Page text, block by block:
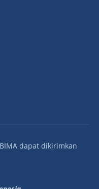
dapat dikirimkan